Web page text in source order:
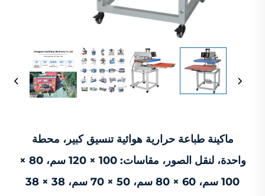
ماكينة طباعة حرارية هوائية تنسيق كبير، محطة
واحدة، لنقل الصور، مقاسات: 100 × 120 سم، 80 ×
100 سم، 60 × 80 سم، 50 × 70 سم، 38 × 38